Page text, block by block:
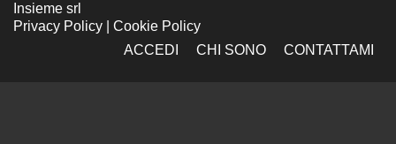
Insieme srl
Privacy Policy
Cookie Policy
ACCEDI
CHI SONO CONTATTAMI